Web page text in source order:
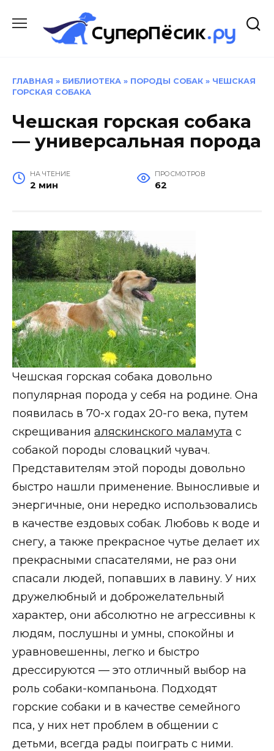
содержанию
ГЛАВНАЯ » БИБЛИОТЕКА » ПОРОДЫ СОБАК » ЧЕШСКАЯ
ГОРСКАЯ СОБАКА
Чешская горская собака
— универсальная порода
НА ЧТЕНИЕ
2 мин
ПРОСМОТРОВ
62
Чешская горская собака довольно
популярная порода у себя на родине. Она
появилась в 70-х годах 20-го века, путем
скрещивания аляскинского маламута с
собакой породы словацкий чувач.
Представителям этой породы довольно
быстро нашли применение. Выносливые и
энергичные, они нередко использовались
в качестве ездовых собак. Любовь к воде и
снегу, а также прекрасное чутье делает их
прекрасными спасателями, не раз они
спасали людей, попавших в лавину. У них
дружелюбный и доброжелательный
характер, они абсолютно не агрессивны к
людям, послушны и умны, спокойны и
уравновешенны, легко и быстро
дрессируются — это отличный выбор на
роль собаки-компаньона. Подходят
горские собаки и в качестве семейного
пса, у них нет проблем в общении с
детьми, всегда рады поиграть с ними.